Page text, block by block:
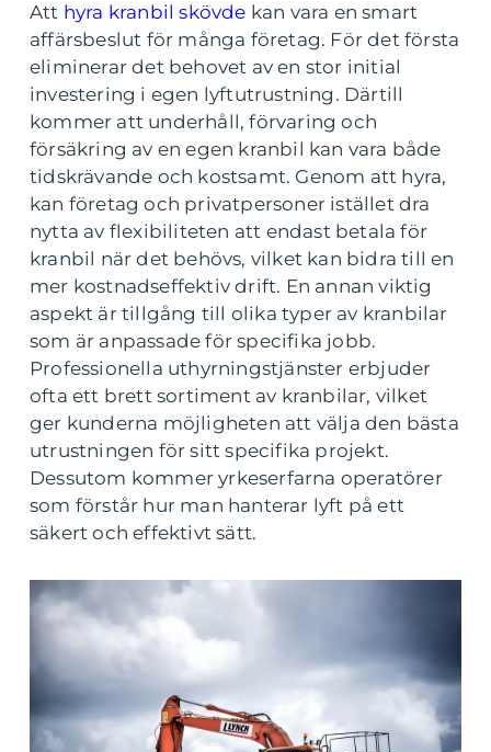
Att hyra kranbil skövde kan vara en smart
affärsbeslut för många företag. För det första
eliminerar det behovet av en stor initial
investering i egen lyftutrustning. Därtill
kommer att underhåll, förvaring och
försäkring av en egen kranbil kan vara både
tidskrävande och kostsamt. Genom att hyra,
kan företag och privatpersoner istället dra
nytta av flexibiliteten att endast betala för
kranbil när det behövs, vilket kan bidra till en
mer kostnadseffektiv drift. En annan viktig
aspekt är tillgång till olika typer av kranbilar
som är anpassade för specifika jobb.
Professionella uthyrningstjänster erbjuder
ofta ett brett sortiment av kranbilar, vilket
ger kunderna möjligheten att välja den bästa
utrustningen för sitt specifika projekt.
Dessutom kommer yrkeserfarna operatörer
som förstår hur man hanterar lyft på ett
säkert och effektivt sätt.